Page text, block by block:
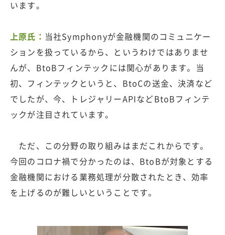
います。
上原氏： 当社Symphonyが金融機関のコミュニケー
ションを扱っているから、というわけではありませ
んが、BtoBフィンテックには関心があります。当
初、フィンテックというと、BtoCの送金、決済など
でしたが、今、トレジャリーAPIなどBtoBフィンテ
ックが注目されています。
ただ、この分野の取り組みはまだこれからです。
今回のコロナ禍で分かったのは、BtoBが対象とする
金融機関における業務処理が分散されたとき、効率
を上げるのが難しいということです。